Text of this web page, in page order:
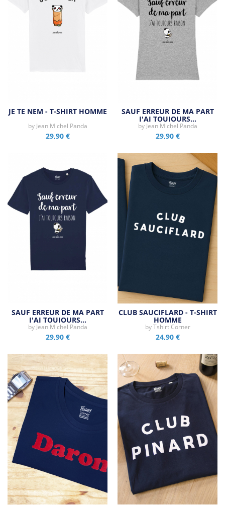
JE TE NEM - T-SHIRT HOMME
by Jean Michel Panda
29,90 €
SAUF ERREUR DE MA PART
J'AI TOUJOURS…
by Jean Michel Panda
29,90 €
SAUF ERREUR DE MA PART
J'AI TOUJOURS…
by Jean Michel Panda
29,90 €
CLUB SAUCIFLARD - T-SHIRT
HOMME
byTshirt Corner
24,90 €